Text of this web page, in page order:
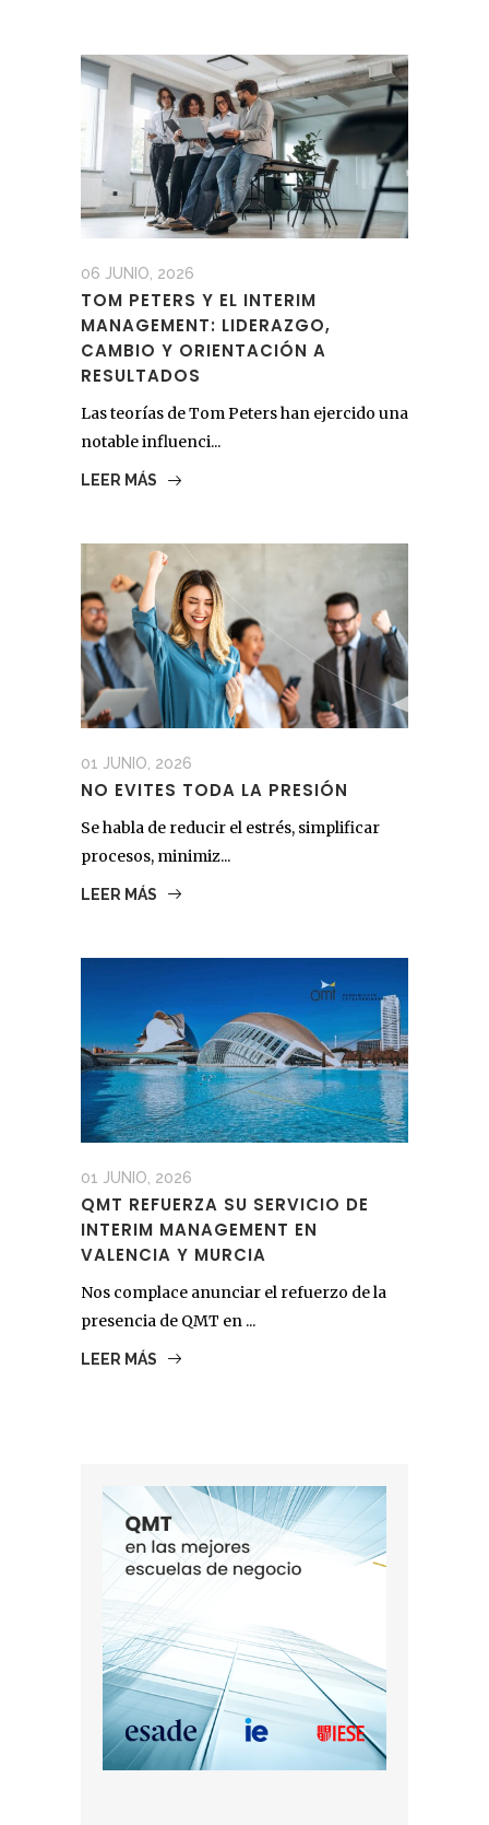
06 JUNIO, 2026
TOM PETERS Y EL INTERIM
MANAGEMENT: LIDERAZGO,
CAMBIO Y ORIENTACIÓN A
RESULTADOS
Las teorías de Tom Peters han ejercido una
notable influenci...
LEER MÁS
01 JUNIO, 2026
NO EVITES TODA LA PRESIÓN
Se habla de reducir el estrés, simplificar
procesos, minimiz...
LEER MÁS
01 JUNIO, 2026
QMT REFUERZA SU SERVICIO DE
INTERIM MANAGEMENT EN
VALENCIA Y MURCIA
Nos complace anunciar el refuerzo de la
presencia de QMT en ...
LEER MÁS